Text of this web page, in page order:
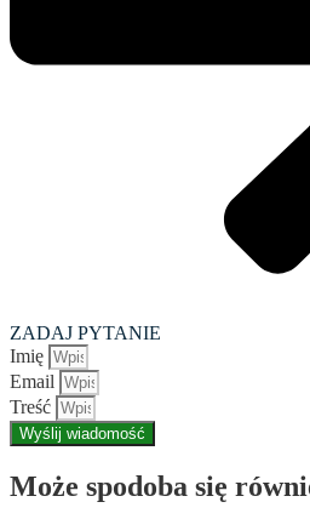
ZADAJ PYTANIE
Imię
Email
Treść
Wyślij wiadomość
Może spodoba się